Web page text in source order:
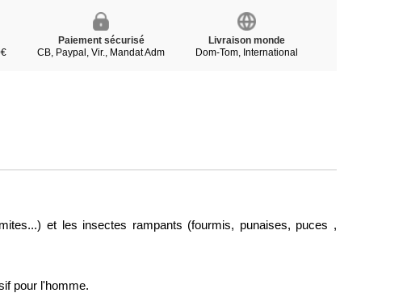
Paiement sécurisé
CB, Paypal, Vir., Mandat Adm
Livraison monde
Dom-Tom, International
et les insectes rampants (fourmis, punaises, puces ,
pour l'homme.